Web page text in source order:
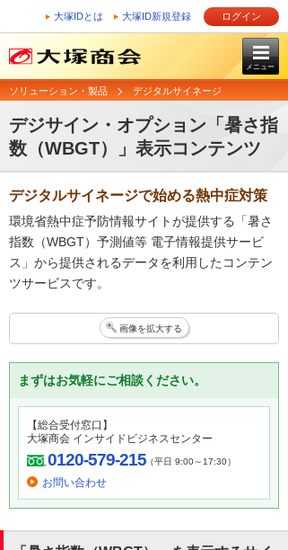
大塚IDとは 大塚ID新規登録 ログイン
メニュー
ソリューション・製品 デジタルサイネージ
デジサイン・オプション「暑さ指
数（WBGT）」表示コンテンツ
デジタルサイネージで始める熱中症対策
環境省熱中症予防情報サイトが提供する「暑さ
指数（WBGT）予測値等 電子情報提供サービ
ス」から提供されるデータを利用したコンテン
ツサービスです。
画像を拡大する
まずはお気軽にご相談ください。
【総合受付窓口】
大塚商会 インサイドビジネスセンター
0120-579-215（平日 9:00～17:30）
お問い合わせ